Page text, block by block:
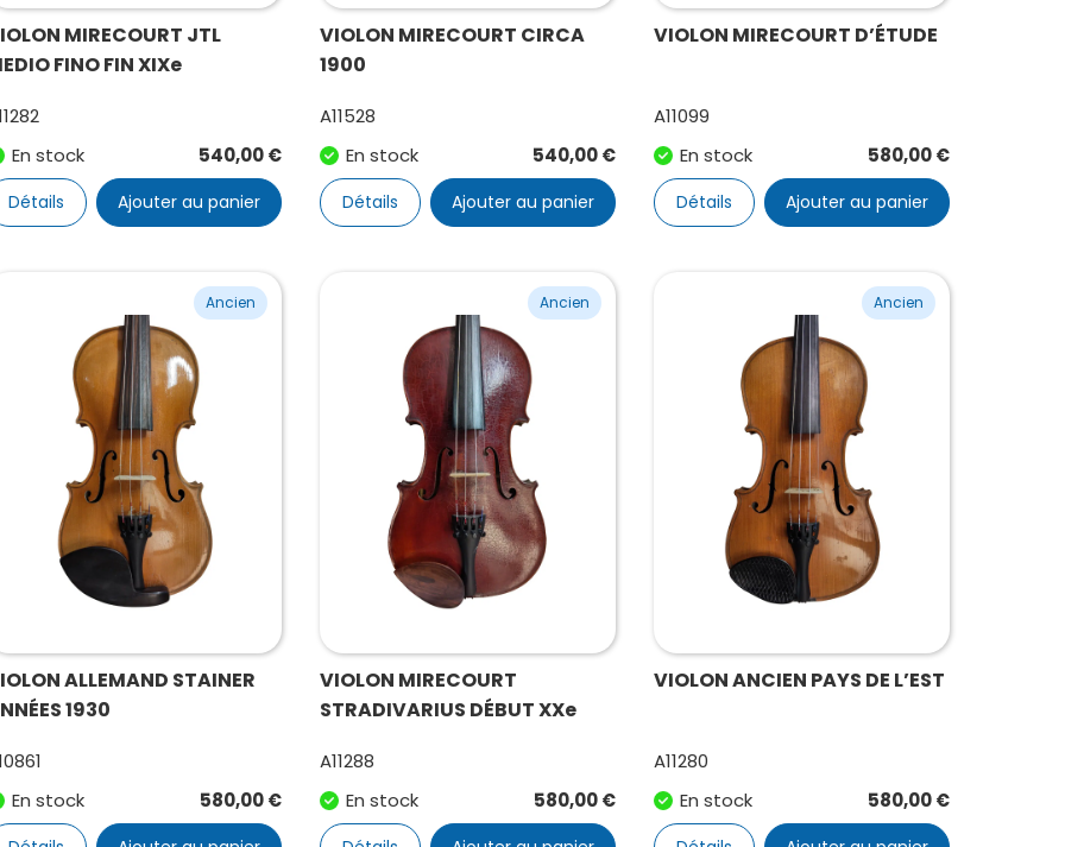
MIRECOURT JTL
FINO FIN XIXe
En stock
540,00€
Détails Ajouter au panier
VIOLON MIRECOURT CIRCA
1900
A11528
En stock
540,00€
Détails Ajouter au panier
VIOLON MIRECOURT D’ÉTUDE
A11099
En stock
580,00€
Détails Ajouter au panier
Ancien
ALLEMAND STAINER
1930
En stock
580,00€
Ancien
VIOLON MIRECOURT
STRADIVARIUS DÉBUT XXe
A11288
En stock
580,00€
Ancien
VIOLON ANCIEN PAYS DE L’EST
A11280
En stock
580,00€